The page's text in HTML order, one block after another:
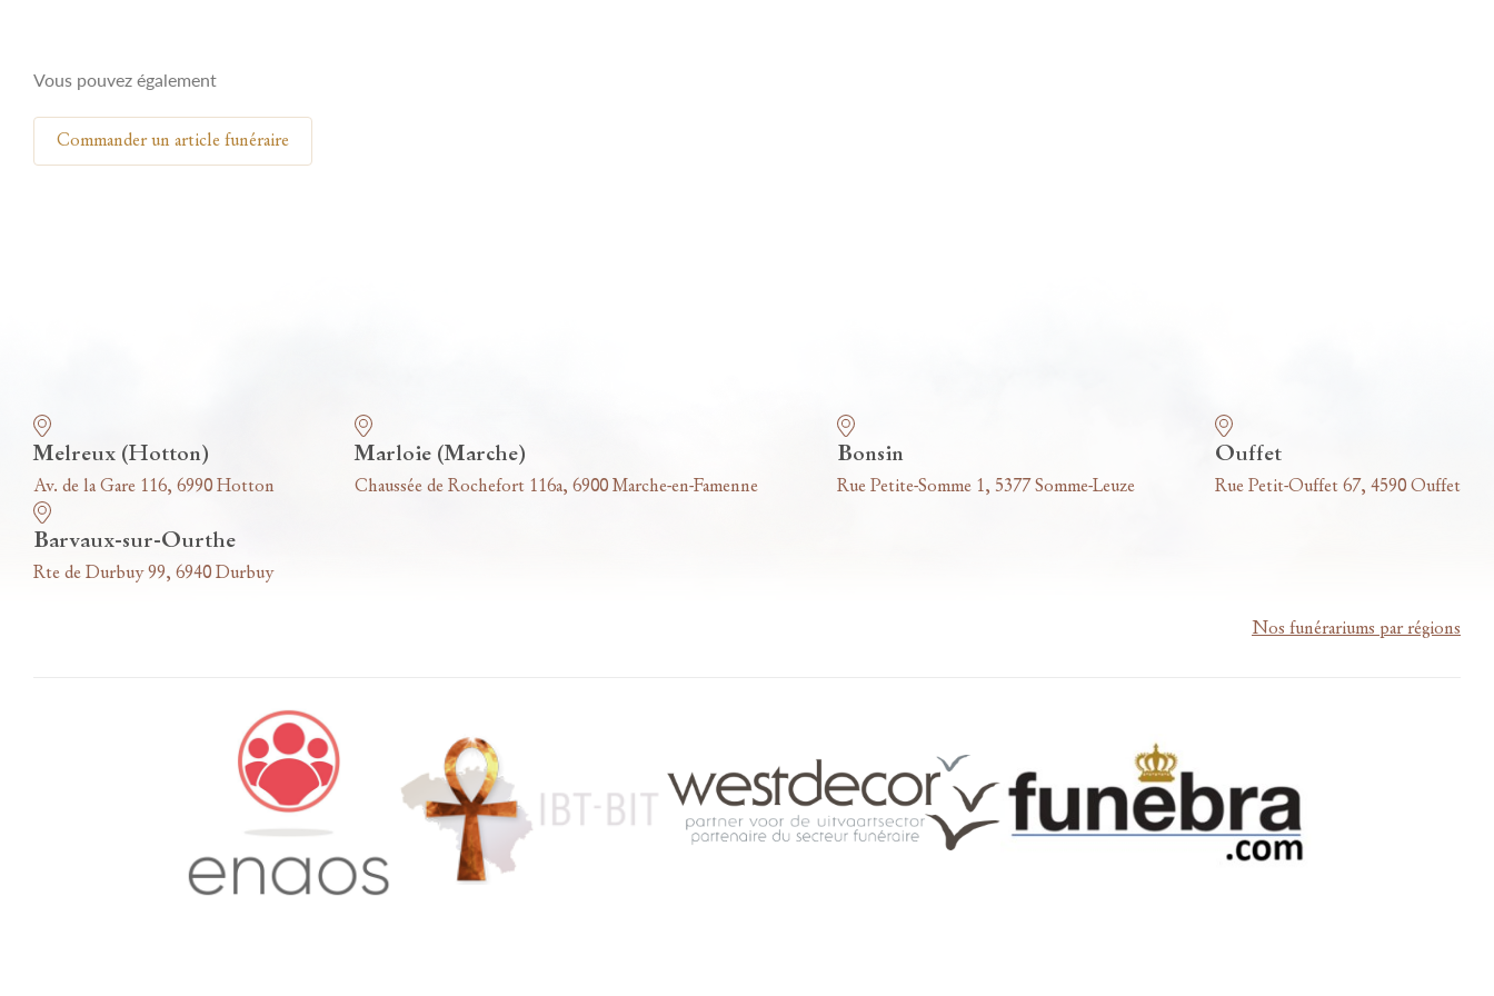
Vous pouvez également
Commander un article funéraire
Melreux (Hotton)
Av. de la Gare 116, 6990 Hotton
Marloie (Marche)
Chaussée de Rochefort 116a, 6900 Marche-en-Famenne
Bonsin
Rue Petite-Somme 1, 5377 Somme-Leuze
Ouffet
Rue Petit-Ouffet 67, 4590 Ouffet
Barvaux-sur-Ourthe
Rte de Durbuy 99, 6940 Durbuy
Nos funérariums par régions